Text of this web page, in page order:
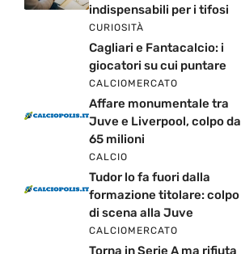
indispensabili per i tifosi
CURIOSITÀ
Cagliari e Fantacalcio: i
giocatori su cui puntare
CALCIOMERCATO
Affare monumentale tra
Juve e Liverpool, colpo da
65 milioni
CALCIO
Tudor lo fa fuori dalla
formazione titolare: colpo
di scena alla Juve
CALCIOMERCATO
Torna in Serie A ma rifiuta